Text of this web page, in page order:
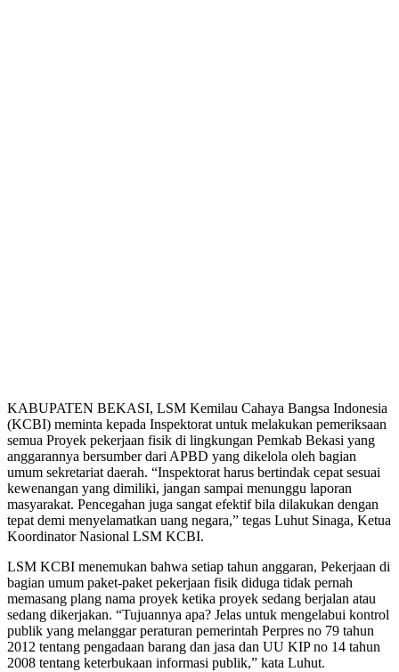
KABUPATEN BEKASI, LSM Kemilau Cahaya Bangsa Indonesia
(KCBI) meminta kepada Inspektorat untuk melakukan pemeriksaan
semua Proyek pekerjaan fisik di lingkungan Pemkab Bekasi yang
anggarannya bersumber dari APBD yang dikelola oleh bagian
umum sekretariat daerah. “Inspektorat harus bertindak cepat sesuai
kewenangan yang dimiliki, jangan sampai menunggu laporan
masyarakat. Pencegahan juga sangat efektif bila dilakukan dengan
tepat demi menyelamatkan uang negara,” tegas Luhut Sinaga, Ketua
Koordinator Nasional LSM KCBI.
LSM KCBI menemukan bahwa setiap tahun anggaran, Pekerjaan di
bagian umum paket-paket pekerjaan fisik diduga tidak pernah
memasang plang nama proyek ketika proyek sedang berjalan atau
sedang dikerjakan. “Tujuannya apa? Jelas untuk mengelabui kontrol
publik yang melanggar peraturan pemerintah Perpres no 79 tahun
2012 tentang pengadaan barang dan jasa dan UU KIP no 14 tahun
2008 tentang keterbukaan informasi publik,” kata Luhut.